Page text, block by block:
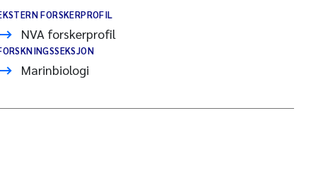
FORSKERPROFIL
NVA forskerprofil
Marinbiologi